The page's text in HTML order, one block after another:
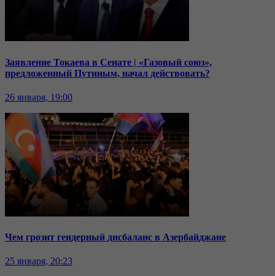
Заявление Токаева в Сенате | «Газовый союз»,
предложенный Путиным, начал действовать?
26 января, 19:00
Чем грозит гендерный дисбаланс в Азербайджане
25 января, 20:23